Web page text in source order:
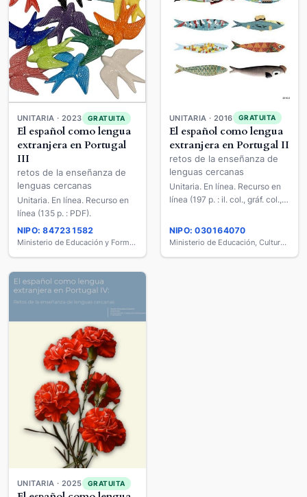
UNITARIA · 2023 GRATUITA
El español como lengua
extranjera en Portugal
III
retos de la enseñanza de
lenguas cercanas
Unitaria. En línea. Recurso en
línea (135 p. : PDF).
NIPO: 847231582
Ministerio de Educación y Formación Profesional
UNITARIA · 2016 GRATUITA
El español como lengua
extranjera en Portugal II
retos de la enseñanza de
lenguas cercanas
Unitaria. En línea. Recurso en
línea (197 p. : il. col., gráf. col.,
NIPO: 030164070
Ministerio de Educación, Cultura y Deporte
UNITARIA · 2025 GRATUITA